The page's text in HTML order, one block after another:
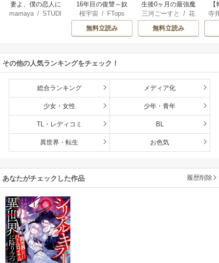
妻よ、僕の恋人に
なってくれません
mamaya/STUDI
16年目の復讐～奴
らを地獄に送るま
で
桜宇宙 / FTops
無料立読み
生後0ヶ月の最強魔
王 食べるだけ強
くなるチート能力
持ち転生者だけど
雄たちの母乳で成
三河ごーすと /花
房雪/ マップ
無料立読み
解
寺
その他の人気ランキングをチェック！
総合ランキング メディア化
少女・女性 少年・青年
TL・レディコミ BL
異世界・転生 お色気
あなたがチェックした作品 履歴削除